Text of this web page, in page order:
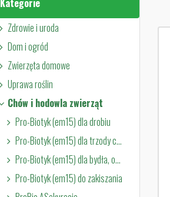
Zdrowie i uroda
Dom i ogród
Zwierzęta domowe
Uprawa roślin
Chów i hodowla zwierząt
Pro-Biotyk (em15) dla drobiu
Pro-Biotyk (em15) dla trzody chlewnej
Pro-Biotyk (em15) dla bydła, owiec i kóz
Pro-Biotyk (em15) do zakiszania